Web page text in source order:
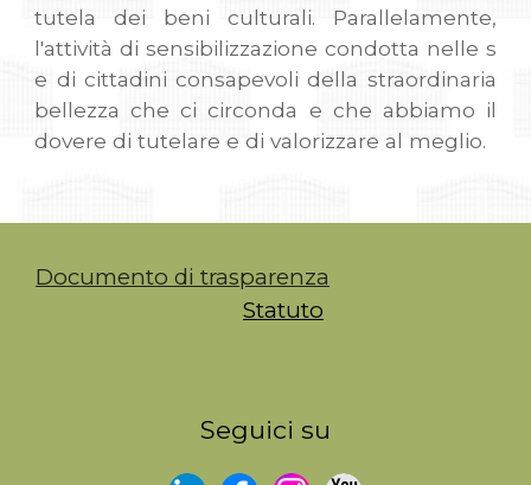
tutela dei beni culturali. Parallelamente,
l'attività di sensibilizzazione condotta nelle s
e di cittadini consapevoli della straordinaria
bellezza che ci circonda e che abbiamo il
dovere di tutelare e di valorizzare al meglio.
Documento di trasparenza
Statuto
Seguici su